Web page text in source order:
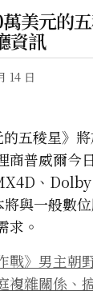
萬美元的
資訊
14 日
五稜星》
普威爾今
、
與一般數位
求。
戰》男主朝
雜關係、